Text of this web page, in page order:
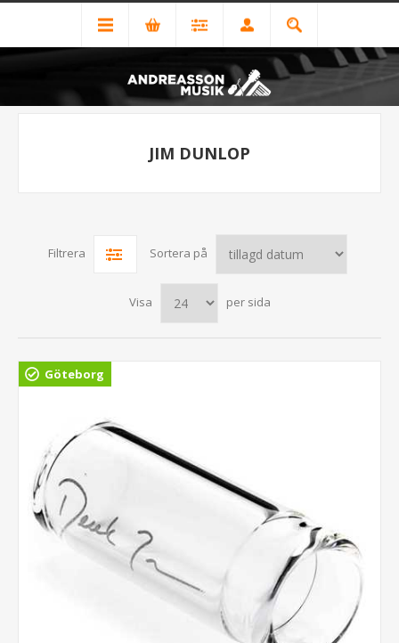
JIM DUNLOP
Filtrera Sortera på
Visa per sida
Göteborg